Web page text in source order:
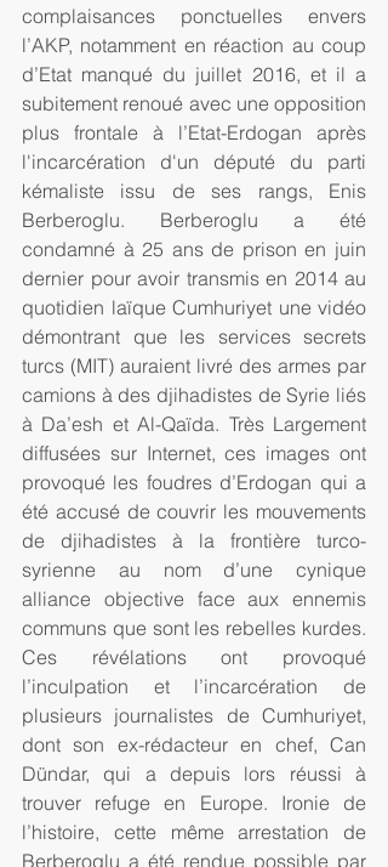
complaisances ponctuelles envers
l’AKP, notamment en réaction au coup
d’Etat manqué du juillet 2016, et il a
subitement renoué avec une opposition
plus frontale à l’Etat-Erdogan après
l'incarcération d'un député du parti
kémaliste issu de ses rangs, Enis
Berberoglu. Berberoglu a été
condamné à 25 ans de prison en juin
dernier pour avoir transmis en 2014 au
quotidien laïque Cumhuriyet une vidéo
démontrant que les services secrets
turcs (MIT) auraient livré des armes par
camions à des djihadistes de Syrie liés
à Da’esh et Al-Qaïda. Très Largement
diffusées sur Internet, ces images ont
provoqué les foudres d’Erdogan qui a
été accusé de couvrir les mouvements
de djihadistes à la frontière turco-
syrienne au nom d’une cynique
alliance objective face aux ennemis
communs que sont les rebelles kurdes.
Ces révélations ont provoqué
l’inculpation et l’incarcération de
plusieurs journalistes de Cumhuriyet,
dont son ex-rédacteur en chef, Can
Dündar, qui a depuis lors réussi à
trouver refuge en Europe. Ironie de
l’histoire, cette même arrestation de
Berberoglu a été rendue possible par